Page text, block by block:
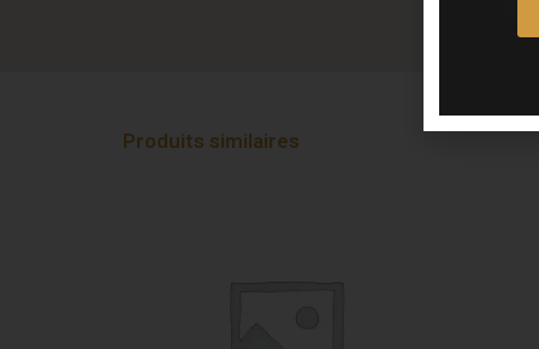
Produits similaires